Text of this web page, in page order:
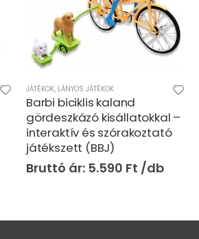
JÁTÉKOK, LÁNYOS JÁTÉKOK
Barbi biciklis kaland
gördeszkázó kisállatokkal –
interaktív és szórakoztató
játékszett (BBJ)
5.590 Ft